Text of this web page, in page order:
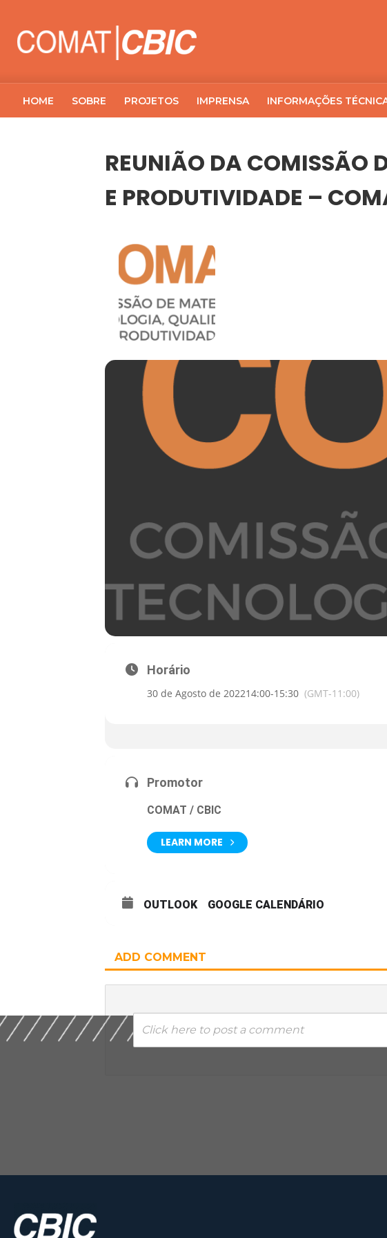
HOME SOBRE PROJETOS IMPRENSA INFORMAÇÕES
REUNIÃO DA COMISSÃO
E PRODUTIVIDADE –
Horário
30 de Agosto de 202214:00-15:30 (GMT-11:00)
Promotor
COMAT / CBIC
LEARN MORE
OUTLOOK GOOGLE CALENDÁRIO
ADD COMMENT
Click here to post a comment